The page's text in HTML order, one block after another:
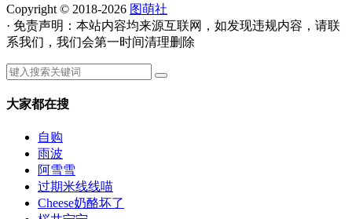
Copyright © 2018-2026 图萌社
· 免责声明：本站内容均来源互联网，如发现违规内容，请联
系我们，我们会第一时间清理删除
大家都在搜
自购
雨波
阿雪雪
过期米线线喵
Cheese奶酪坏了